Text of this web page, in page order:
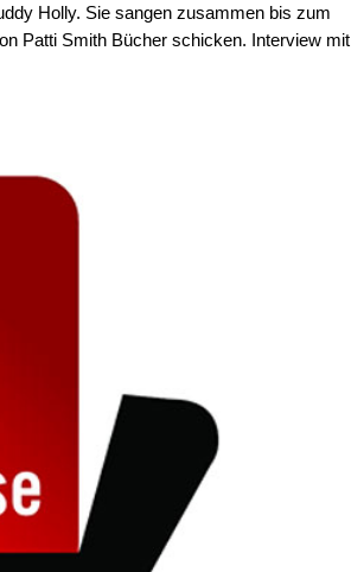
Holly. Sie sangen zusammen bis zum
Patti Smith Bücher schicken. Interview mit